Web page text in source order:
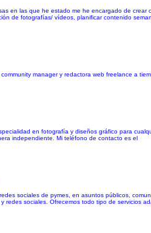
en las que he estado me he encargado de
de fotografías/ vídeos, planificar contenido
manager y redactora web freelance a
en fotografía y diseños gráfico para
independiente. Mi teléfono de contacto es el
sociales de pymes, en asuntos públicos,
sociales. Ofrecemos todo tipo de servicios